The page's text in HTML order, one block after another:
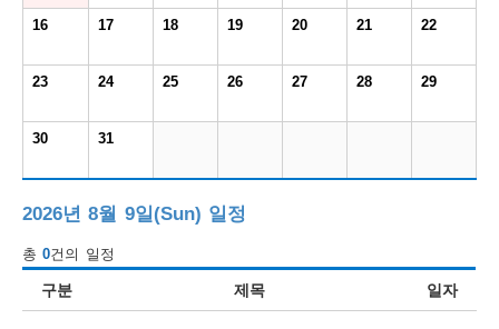
정
보
미
16 17 18 19 20 21 22
23 24 25 26 27 28 29
30 31
2026년 8월 9일(Sun) 일정
총0건의 일정
구분 제목 일자
도
우
미